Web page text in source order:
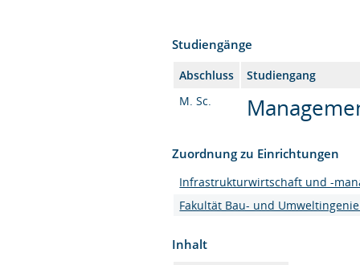
Studiengänge
Abschluss
Studiengang
M. Sc.
Zuordnung zu Einrichtungen
Infrastrukturwirtschaft und -
Fakultät Bau- und
Inhalt